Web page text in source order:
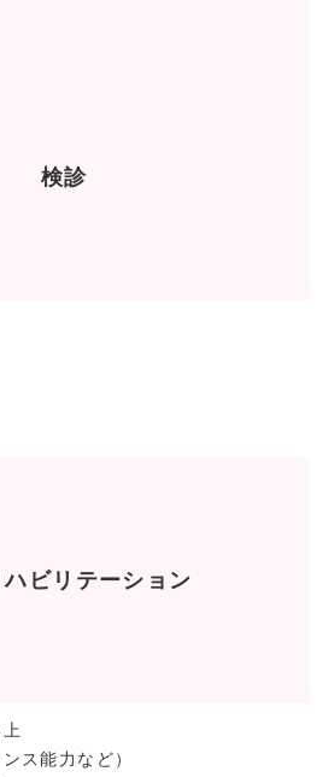
検診
ビリテーション
ス能力など）